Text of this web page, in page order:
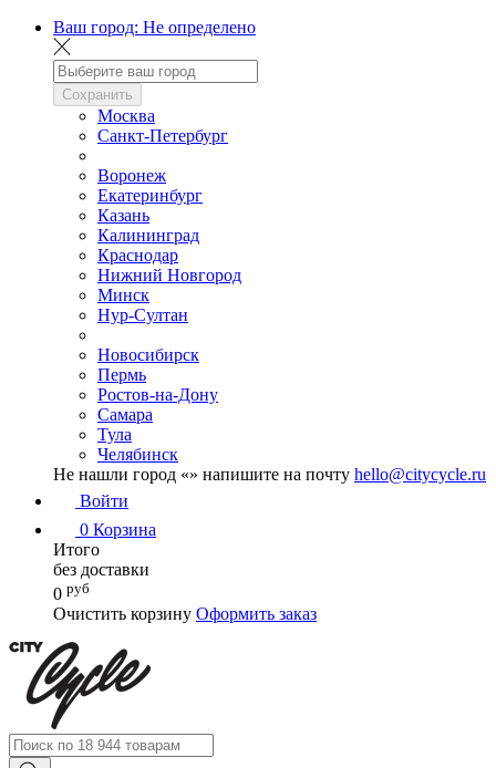
Ваш город: Не определено
Сохранить
Москва
Санкт-Петербург
Воронеж
Екатеринбург
Казань
Калининград
Краснодар
Нижний Новгород
Минск
Нур-Султан
Новосибирск
Пермь
Ростов-на-Дону
Самара
Тула
Челябинск
Не нашли город «» напишите на почту hello@citycycle.ru
Войти
0 Корзина
Итого
без доставки
0 руб
Очистить корзину Оформить заказ